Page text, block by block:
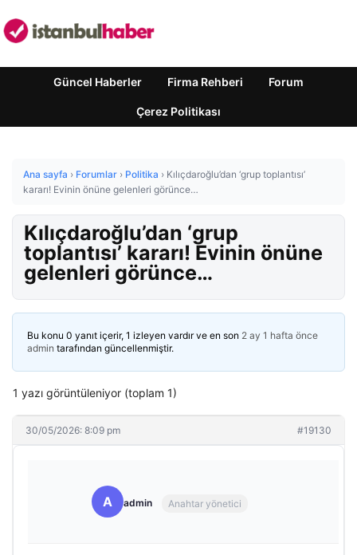
Güncel Haberler Firma Rehberi Forum
Çerez Politikası
Ana sayfa › Forumlar › Politika › Kılıçdaroğlu’dan ‘grup toplantısı’
kararı! Evinin önüne gelenleri görünce…
Kılıçdaroğlu’dan ‘grup
toplantısı’ kararı! Evinin önüne
gelenleri görünce…
Bu konu 0 yanıt içerir, 1 izleyen vardır ve en son 2 ay 1 hafta önce
admin tarafından güncellenmiştir.
1 yazı görüntüleniyor (toplam 1)
30/05/2026: 8:09 pm #19130
A admin Anahtar yönetici